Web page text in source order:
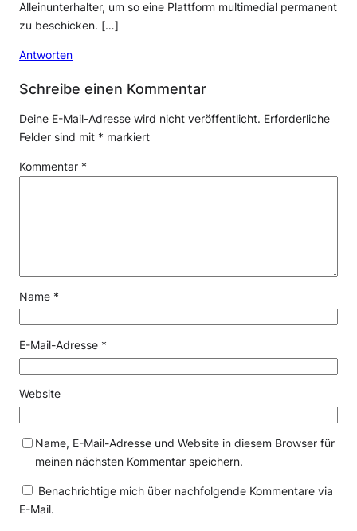
Alleinunterhalter, um so eine Plattform multimedial permanent
zu beschicken. […]
Antworten
Schreibe einen Kommentar
Deine E-Mail-Adresse wird nicht veröffentlicht. Erforderliche
Felder sind mit * markiert
Kommentar *
Name *
E-Mail-Adresse *
Website
Name, E-Mail-Adresse und Website in diesem Browser für
meinen nächsten Kommentar speichern.
Benachrichtige mich über nachfolgende Kommentare via
E-Mail.